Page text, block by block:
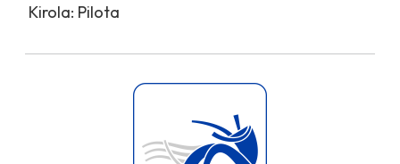
Kirola: Pilota